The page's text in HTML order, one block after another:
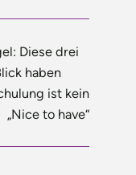
Diese drei
haben
ist kein
„Nice to have“